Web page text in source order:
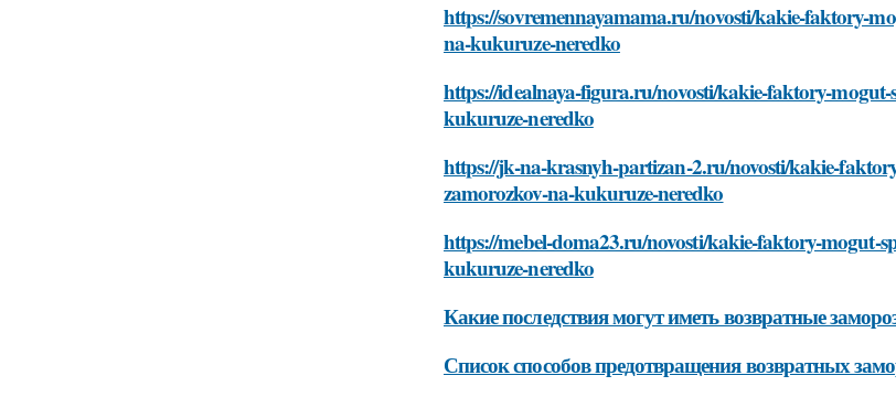
https://sovremennayamama.ru/novosti/kakie-faktory-
na-kukuruze-neredko
https://idealnaya-figura.ru/novosti/kakie-faktory-
kukuruze-neredko
https://jk-na-krasnyh-partizan-2.ru/novosti/kakie-
zamorozkov-na-kukuruze-neredko
https://mebel-doma23.ru/novosti/kakie-faktory-mogut-
kukuruze-neredko
Какие последствия могут иметь возвратные
Список способов предотвращения возвратных